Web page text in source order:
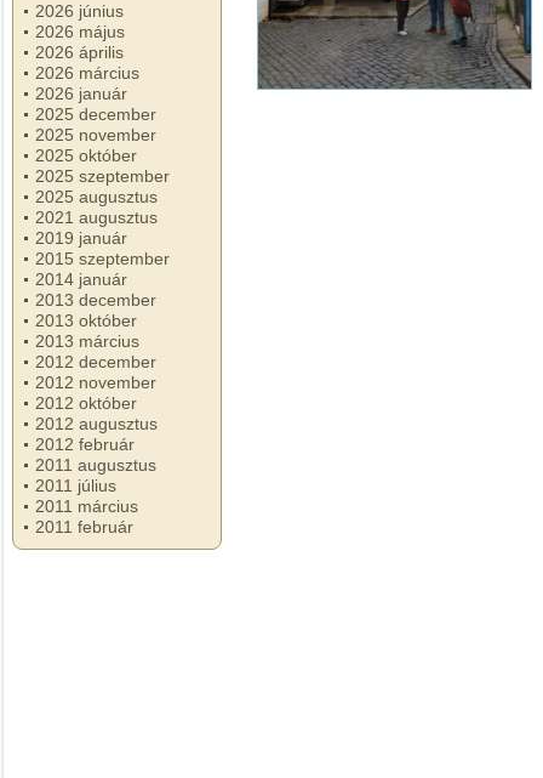
2026 június
2026 május
2026 április
2026 március
2026 január
2025 december
2025 november
2025 október
2025 szeptember
2025 augusztus
2021 augusztus
2019 január
2015 szeptember
2014 január
2013 december
2013 október
2013 március
2012 december
2012 november
2012 október
2012 augusztus
2012 február
2011 augusztus
2011 július
2011 március
2011 február